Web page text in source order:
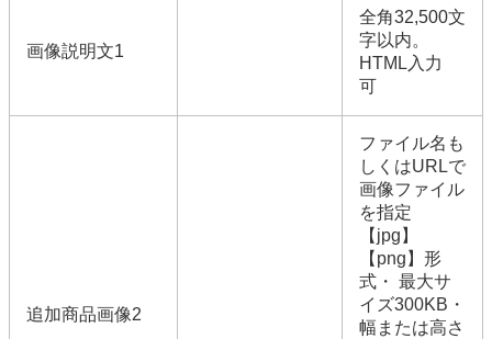
画像説明文1
全角32,500文
字以内。
HTML入力
可
追加商品画像2
ファイル名も
しくはURLで
画像ファイル
を指定
【jpg】
【png】形
式・ 最大サ
イズ300KB・
幅または高さ